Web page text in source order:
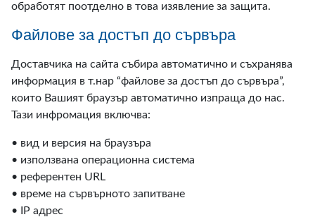
обработят поотделно в това изявление за защита.
Файлове за достъп до сървъра
Доставчика на сайта събира автоматично и съхранява
информация в т.нар “файлове за достъп до сървъра”,
които Вашият браузър автоматично изпраща до нас.
Тази инфромация включва:
• вид и версия на браузъра
• използвана операционна система
• референтен URL
• време на сървърното запитване
• IP адрес